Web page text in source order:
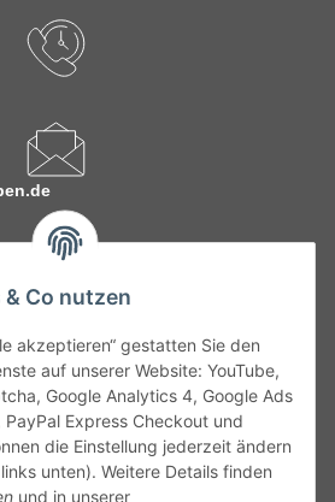
Co nutzen
akzeptieren“ gestatten Sie den
auf unserer Website: YouTube,
Google Analytics 4, Google Ads
Express Checkout und
die Einstellung jederzeit ändern
unten). Weitere Details finden
und in unserer
ohne Gewähr. Irrtümer und fehlerhafte